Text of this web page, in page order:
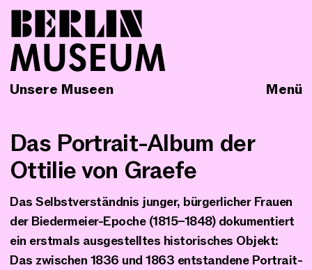
Menü
Unsere Museen
Das Portrait-Album der
Ottilie von Graefe
Das Selbstverständnis junger, bürgerlicher Frauen
der Biedermeier-Epoche (1815–1848) dokumentiert
ein erstmals ausgestelltes historisches Objekt:
Das zwischen 1836 und 1863 entstandene Portrait-